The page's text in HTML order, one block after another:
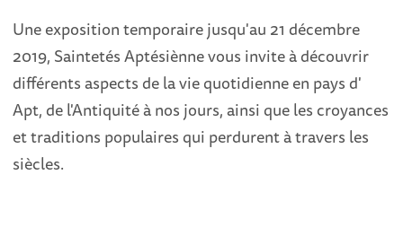
Une exposition temporaire jusqu'au 21 décembre
2019, Saintetés Aptésiènne vous invite à découvrir
différents aspects de la vie quotidienne en pays d'
Apt, de l'Antiquité à nos jours, ainsi que les croyances
et traditions populaires qui perdurent à travers les
siècles.